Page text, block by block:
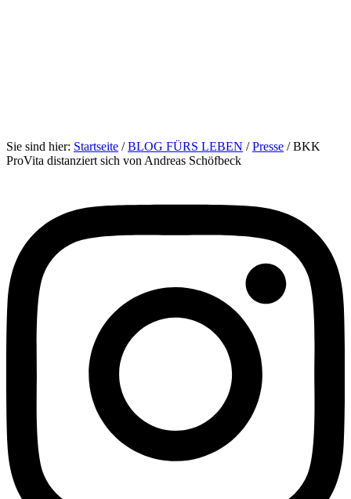
Sie sind hier: Startseite /BLOG FÜRS LEBEN /Presse /BKK
ProVita distanziert sich von Andreas Schöfbeck